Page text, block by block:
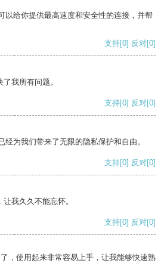
以给你提供最高速度和安全性的连接，并帮
支持[0] 反对[0]
我所有问题。
支持[0] 反对[0]
为我们带来了无限的隐私保护和自由。
支持[0] 反对[0]
我久久不能忘怀。
支持[0] 反对[0]
，使用起来非常容易上手，让我能够快速熟